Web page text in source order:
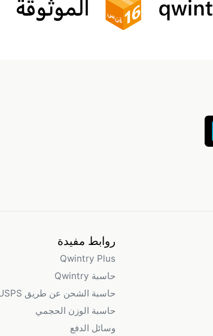
روابط مفيدة
Qwintry Plus
حاسبة Qwintry
حاسبة الشحن عن طريق USPS
حاسبة الوزن الحجمي
وسائل الدفع